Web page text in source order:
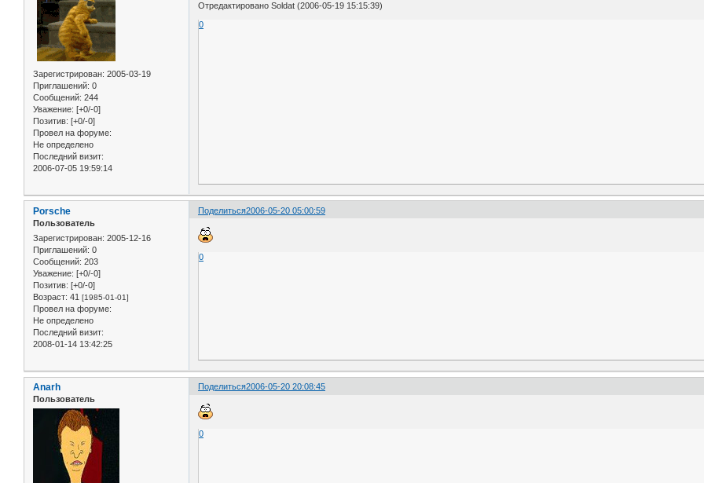
Зарегистрирован: 2005-03-19
Приглашений: 0
Сообщений: 244
Уважение: [+0/-0]
Позитив: [+0/-0]
Провел на форуме:
Не определено
Последний визит:
2006-07-05 19:59:14
Отредактировано Soldat (2006-05-19 15:15:39)
0
Поделиться2006-05-20 05:00:59
Porsche
Пользователь
Зарегистрирован: 2005-12-16
Приглашений: 0
Сообщений: 203
Уважение: [+0/-0]
Позитив: [+0/-0]
Возраст: 41 [1985-01-01]
Провел на форуме:
Не определено
Последний визит:
2008-01-14 13:42:25
0
Поделиться2006-05-20 20:08:45
Anarh
Пользователь
0